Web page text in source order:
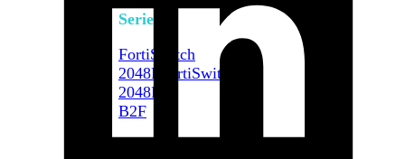
Series
FortiSwitch
2048F
FortiSwitch
2048F-
B2F